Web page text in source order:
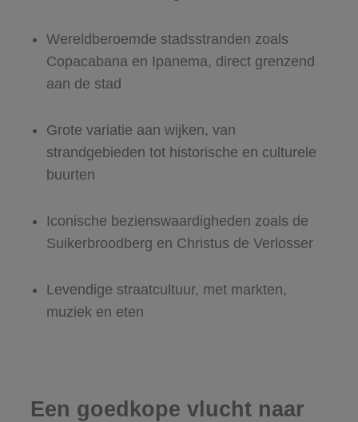
Wereldberoemde stadsstranden zoals
Copacabana en Ipanema, direct grenzend
aan de stad
Grote variatie aan wijken, van
strandgebieden tot historische en culturele
buurten
Iconische bezienswaardigheden zoals de
Suikerbroodberg en Christus de Verlosser
Levendige straatcultuur, met markten,
muziek en eten
Een goedkope vlucht naar